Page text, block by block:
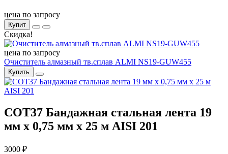
цена по запросу
Купит
Скидка!
цена по запросу
Очиститель алмазный тв.сплав ALMI NS19-GUW455
Купить
COT37 Бандажная стальная лента 19
мм x 0,75 мм x 25 м AISI 201
3000 ₽